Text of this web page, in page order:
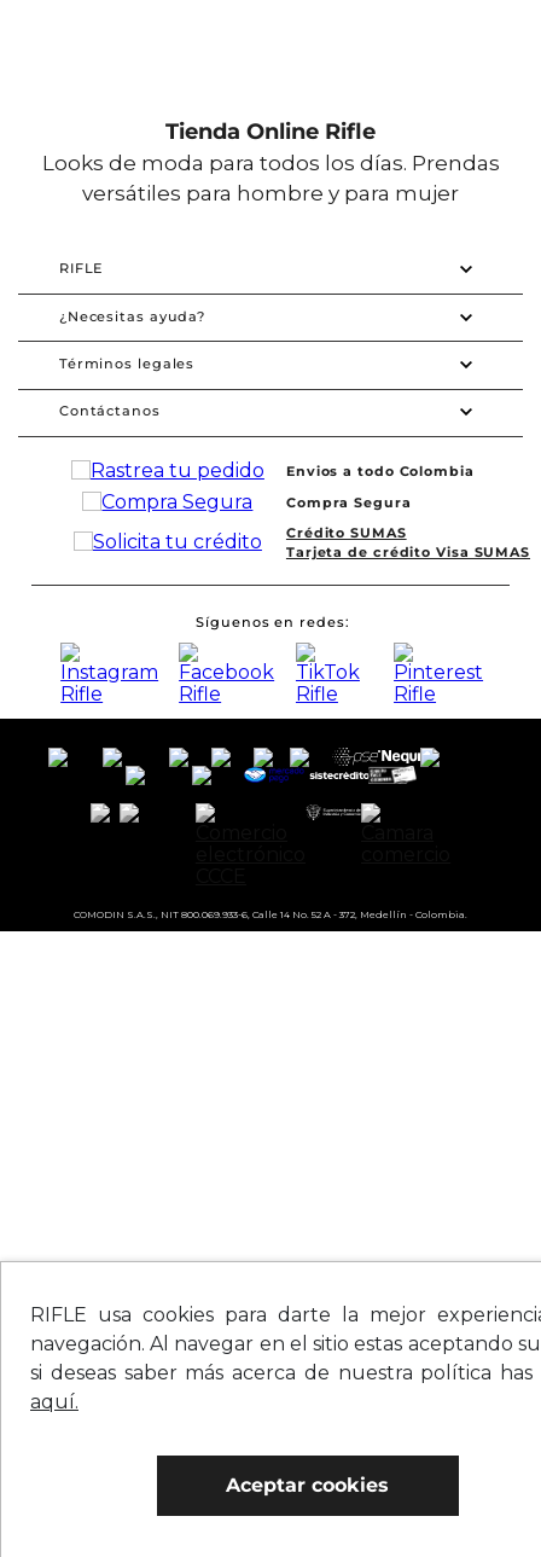
RIFLE usa cookies para darte la mejor
navegación. Al navegar en el sitio estas aceptando
si deseas saber más acerca de nuestra política has
aquí.
Aceptar cookies
Tienda Online Rifle
Looks de moda para todos los días. Prendas
versátiles para hombre y para mujer
RIFLE
¿Necesitas ayuda?
Términos legales
Contáctanos
Envios a todo Colombia
Compra Segura
Crédito SUMAS
Tarjeta de crédito Visa SUMAS
Síguenos en redes
COMODIN S.A.S., NIT 800.069.933-6, Calle 14 No. 52 A - 372, Medellín - Colombia.